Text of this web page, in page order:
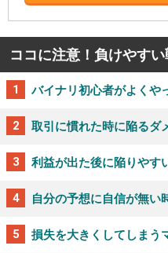
ココに注意！負けやす
バイナリ初心者がよくや
取引に慣れた時に陥るダ
利益が出た後に陥りやす
自分の予想に自信が無い
損失を大きくしてしまう